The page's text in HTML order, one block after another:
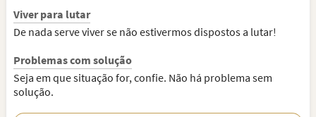
Viver para lutar
De nada serve viver se não estivermos dispostos a lutar!
Problemas com solução
Seja em que situação for, confie. Não há problema sem
solução.